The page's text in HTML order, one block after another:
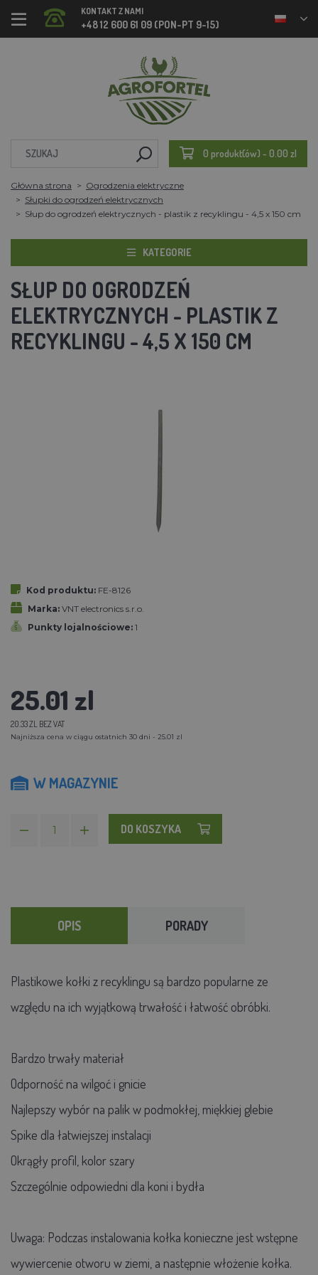
KONTAKT Z NAMI
+48 12 600 61 09 (PON-PT 9-15)
0 produkt(ów) - 0.00 zl
Główna strona
Ogrodzenia elektryczne
Słupki do ogrodzeń elektrycznych
Słup do ogrodzeń elektrycznych - plastik z recyklingu - 4,5 x 150 cm
KATEGORIE
SŁUP DO OGRODZEŃ
ELEKTRYCZNYCH - PLASTIK Z
RECYKLINGU - 4,5 X 150 CM
Kod produktu: FE-8126
Marka: VNT electronics s.r.o.
Punkty lojalnościowe: 1
25.01 zl
20.33 ZL BEZ VAT
Najniższa cena w ciągu ostatnich 30 dni - 25.01 zl
W MAGAZYNIE
DO KOSZYKA
OPIS PORADY
Plastikowe kołki z recyklingu są bardzo popularne ze
względu na ich wyjątkową trwałość i łatwość obróbki.
Bardzo trwały materiał
Odporność na wilgoć i gnicie
Najlepszy wybór na palik w podmokłej, miękkiej glebie
Spike dla łatwiejszej instalacji
Okrągły profil, kolor szary
Szczególnie odpowiedni dla koni i bydła
Uwaga: Podczas instalowania kołka konieczne jest wstępne
wywiercenie otworu w ziemi, a następnie włożenie kołka.